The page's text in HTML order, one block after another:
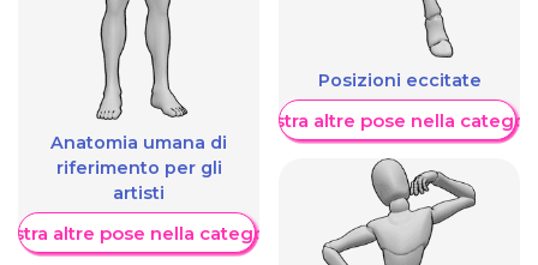
Anatomia umana di
riferimento per gli
artisti
altre pose nella categoria
Posizioni eccitate
Mostra altre pose nella